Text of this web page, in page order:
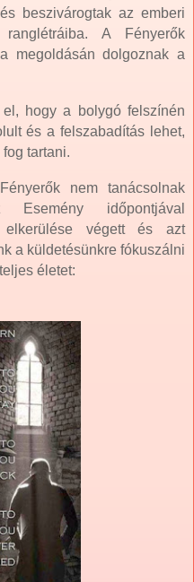
beszivárogtak az emberi
A Fényerők
megoldásán dolgoznak a
hogy a bolygó felszínén
és a felszabadítás lehet,
tartani.
nem tanácsolnak
időpontjával
elkerülése végett és azt
a küldetésünkre fókuszálni
életet: